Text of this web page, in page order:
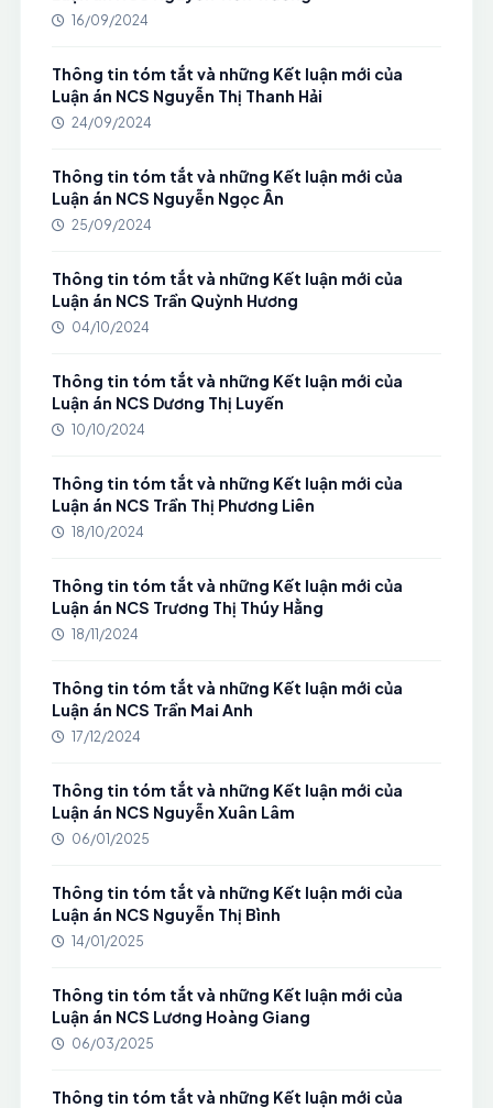
16/09/2024
Thông tin tóm tắt và những Kết luận mới của
Luận án NCS Nguyễn Thị Thanh Hải
24/09/2024
Thông tin tóm tắt và những Kết luận mới của
Luận án NCS Nguyễn Ngọc Ân
25/09/2024
Thông tin tóm tắt và những Kết luận mới của
Luận án NCS Trần Quỳnh Hương
04/10/2024
Thông tin tóm tắt và những Kết luận mới của
Luận án NCS Dương Thị Luyến
10/10/2024
Thông tin tóm tắt và những Kết luận mới của
Luận án NCS Trần Thị Phương Liên
18/10/2024
Thông tin tóm tắt và những Kết luận mới của
Luận án NCS Trương Thị Thúy Hằng
18/11/2024
Thông tin tóm tắt và những Kết luận mới của
Luận án NCS Trần Mai Anh
17/12/2024
Thông tin tóm tắt và những Kết luận mới của
Luận án NCS Nguyễn Xuân Lâm
06/01/2025
Thông tin tóm tắt và những Kết luận mới của
Luận án NCS Nguyễn Thị Bình
14/01/2025
Thông tin tóm tắt và những Kết luận mới của
Luận án NCS Lương Hoàng Giang
06/03/2025
Thông tin tóm tắt và những Kết luận mới của